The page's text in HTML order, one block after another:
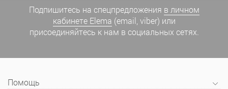
Подпишитесь на спецпредложения в личном
кабинете Elema (email, viber) или
присоединяйтесь к нам в социальных сетях.
Помощь